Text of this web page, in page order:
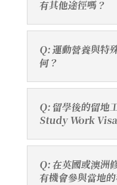
有其他途徑嗎？
Q: 運動營養與特
何？
Q: 留學後的留地
Study Work Visa
Q: 在英國或澳洲
有機會參與當地